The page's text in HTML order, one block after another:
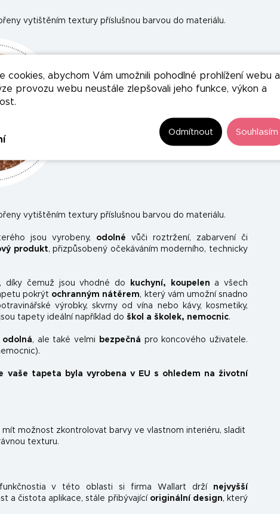
cookies, abychom Vám umožnili pohodlné prohlížení webu a
provozu webu neustále zlepšovali jeho funkce, výkon a
Odmítnout Souhlasím
vytištěním textury příslušnou barvou do materiálu.
vytištěním textury příslušnou barvou do materiálu.
jsou vyrobeny, odolné vůči roztržení, zabarvení či
produkt, přizpůsobený očekáváním moderního, technicky
, díky čemuž jsou vhodné do kuchyní, koupelen a všech
pokrýt ochranným nátěrem, který vám umožní snadno
výrobky, skvrny od vína nebo kávy, kosmetiky,
tapety ideální například do škol a školek, nemocnic.
odolná, ale také velmi bezpečná pro koncového uživatele.
tapeta byla vyrobena v EU s ohledem na životní
možnost zkontrolovat barvy ve vlastnom interiéru, sladit
texturu.
a v této oblasti si firma Wallart drží nejvyšší
a čistota aplikace, stále přibývající originální design, který